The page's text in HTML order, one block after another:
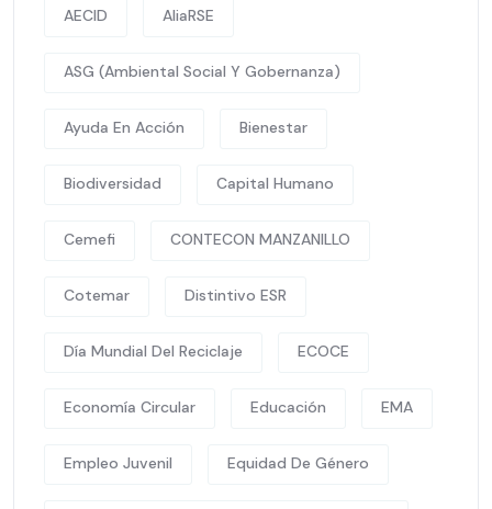
AECID AliaRSE
ASG (Ambiental Social Y Gobernanza)
Ayuda En Acción Bienestar
Biodiversidad Capital Humano
Cemefi CONTECON MANZANILLO
Cotemar Distintivo ESR
Día Mundial Del Reciclaje ECOCE
Economía Circular Educación EMA
Empleo Juvenil Equidad De Género